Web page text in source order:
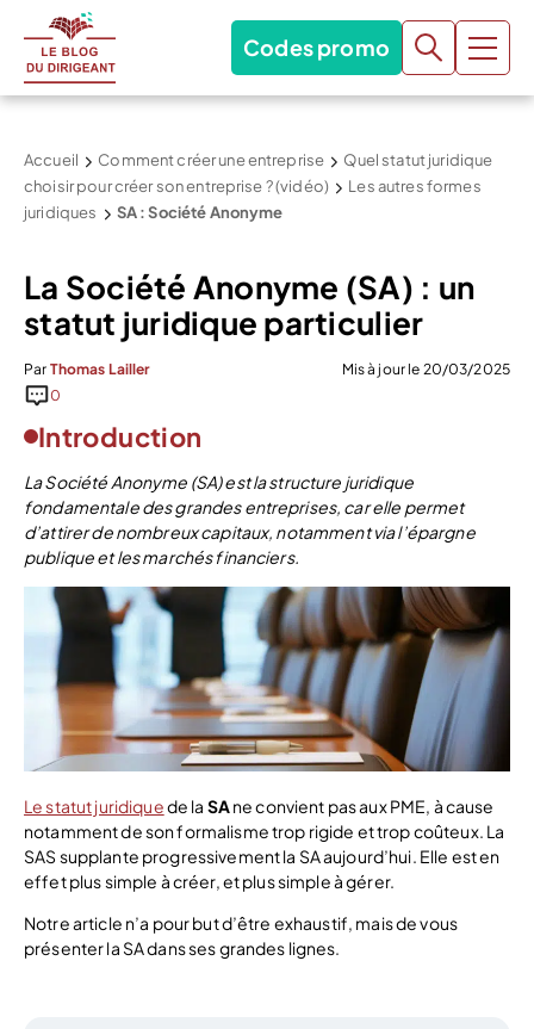
Codes promo
Accueil Comment créer une entreprise
Quel statut juridique
choisir pour créer son entreprise ? (vidéo)
Les autres formes
juridiques
SA : Société Anonyme
La Société Anonyme (SA) : un
statut juridique particulier
Par Thomas Lailler
Mis à jour le 20/03/2025
0
Introduction
La Société Anonyme (SA) est la structure juridique
fondamentale des grandes entreprises, car elle permet
d’attirer de nombreux capitaux, notamment via l’épargne
publique et les marchés financiers.
Le statut juridiquede la SA ne convient pas aux PME, à cause
notamment de son formalisme trop rigide et trop coûteux. La
SAS supplante progressivement la SA aujourd’hui. Elle est en
effet plus simple à créer, et plus simple à gérer.
Notre article n’a pour but d’être exhaustif, mais de vous
présenter la SA dans ses grandes lignes.